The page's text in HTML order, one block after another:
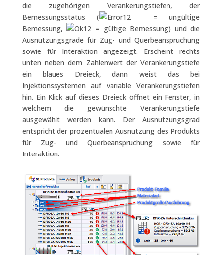
die zugehörigen Verankerungstiefen, der
Bemessungsstatus (
= ungültige
Bemessung,
= gültige Bemessung) und die
Ausnutzungsgrade für Zug- und Querbeanspruchung
sowie für Interaktion angezeigt. Erscheint rechts
unten neben dem Zahlenwert der Verankerungstiefe
ein blaues Dreieck, dann weist das bei
Injektionssystemen auf variable Verankerungstiefen
hin. Ein Klick auf dieses Dreieck öffnet ein Fenster, in
welchem die gewünschte Verankerungstiefe
ausgewählt werden kann. Der Ausnutzungsgrad
entspricht der prozentualen Ausnutzung des Produkts
für Zug- und Querbeanspruchung sowie für
Interaktion.